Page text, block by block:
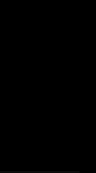
und
mit
am oberen.
Den genauen